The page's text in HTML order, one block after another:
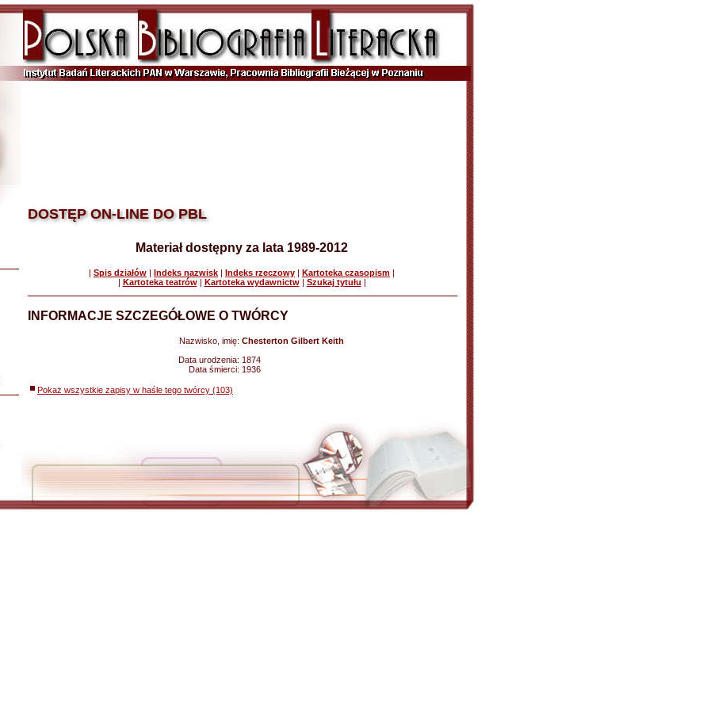
DOSTĘP ON-LINE DO PBL
Materiał dostępny za lata 1989-2012
| Spis działów | Indeks nazwisk | Indeks rzeczowy | Kartoteka czasopism |
| Kartoteka teatrów| Kartoteka wydawnictw| Szukaj tytułu |
INFORMACJE SZCZEGÓŁOWE O TWÓRCY
Nazwisko, imię: Chesterton Gilbert Keith
Data urodzenia: 1874
Data śmierci: 1936
Pokaż wszystkie zapisy w haśle tego twórcy (103)